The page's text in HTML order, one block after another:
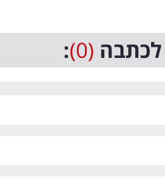
לכתבה (0)
: